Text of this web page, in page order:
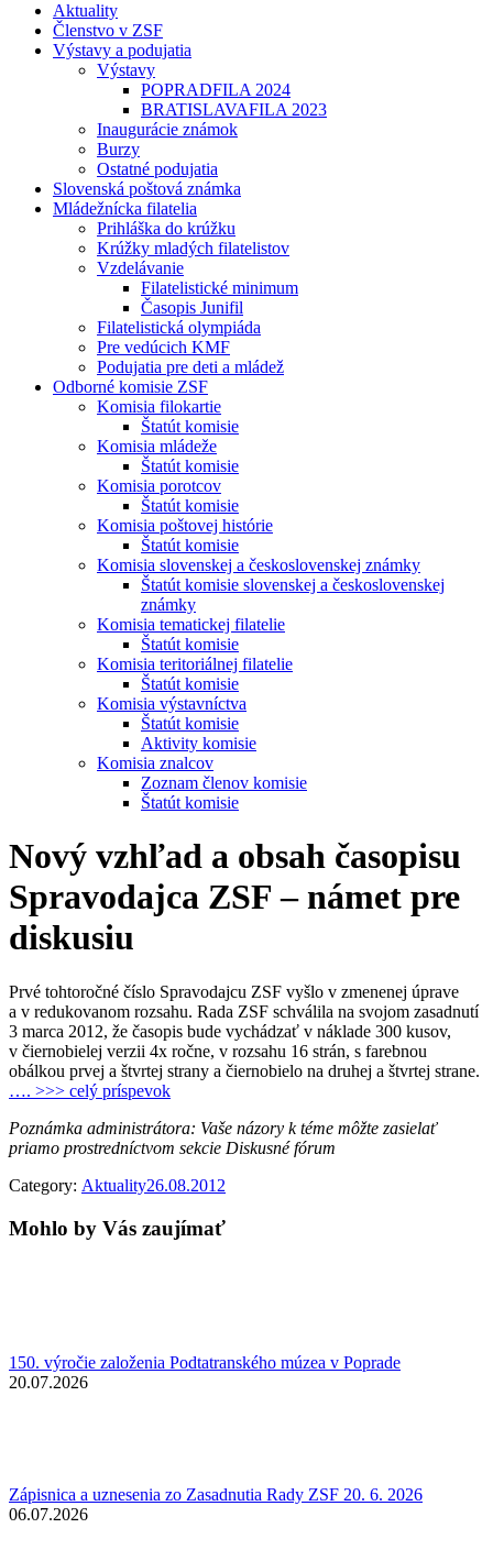
Aktuality
Členstvo v ZSF
Výstavy a podujatia
Výstavy
POPRADFILA 2024
BRATISLAVAFILA 2023
Inaugurácie známok
Burzy
Ostatné podujatia
Slovenská poštová známka
Mládežnícka filatelia
Prihláška do krúžku
Krúžky mladých filatelistov
Vzdelávanie
Filatelistické minimum
Časopis Junifil
Filatelistická olympiáda
Pre vedúcich KMF
Podujatia pre deti a mládež
Odborné komisie ZSF
Komisia filokartie
Štatút komisie
Komisia mládeže
Štatút komisie
Komisia porotcov
Štatút komisie
Komisia poštovej histórie
Štatút komisie
Komisia slovenskej a československej známky
Štatút komisie slovenskej a československej
známky
Komisia tematickej filatelie
Štatút komisie
Komisia teritoriálnej filatelie
Štatút komisie
Komisia výstavníctva
Štatút komisie
Aktivity komisie
Komisia znalcov
Zoznam členov komisie
Štatút komisie
Nový vzhľad a obsah časopisu
Spravodajca ZSF – námet pre
diskusiu
Prvé tohtoročné číslo Spravodajcu ZSF vyšlo v zmenenej úprave
a v redukovanom rozsahu. Rada ZSF schválila na svojom zasadnutí
3 marca 2012, že časopis bude vychádzať v náklade 300 kusov,
v čiernobielej verzii 4x ročne, v rozsahu 16 strán, s farebnou
obálkou prvej a štvrtej strany a čiernobielo na druhej a štvrtej strane.
…. >>> celý príspevok
Poznámka administrátora: Vaše názory k téme môžte zasielať
priamo prostredníctvom sekcie Diskusné fórum
Category: Aktuality26.08.2012
Mohlo by Vás zaujímať
150. výročie založenia Podtatranského múzea v Poprade
20.07.2026
Zápisnica a uznesenia zo Zasadnutia Rady ZSF 20. 6. 2026
06.07.2026